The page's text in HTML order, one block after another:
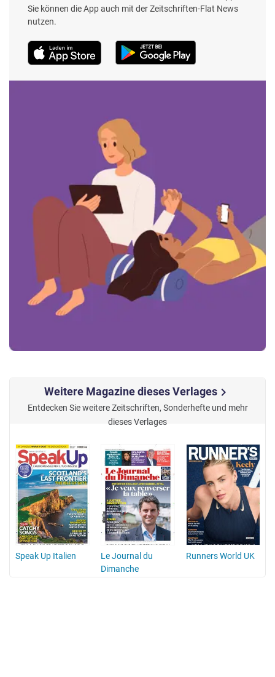
Sie können die App auch mit der Zeitschriften-Flat News
nutzen.
Weitere Magazine dieses Verlageschevron_right
Entdecken Sie weitere Zeitschriften, Sonderhefte und mehr
dieses Verlages
Speak Up Italien
Le Journal du
Dimanche
Runners World UK